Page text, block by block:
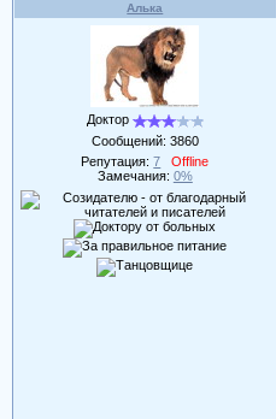
Алька
Доктор
Сообщений: 3860
Репутация:7
Offline
Замечания: 0%